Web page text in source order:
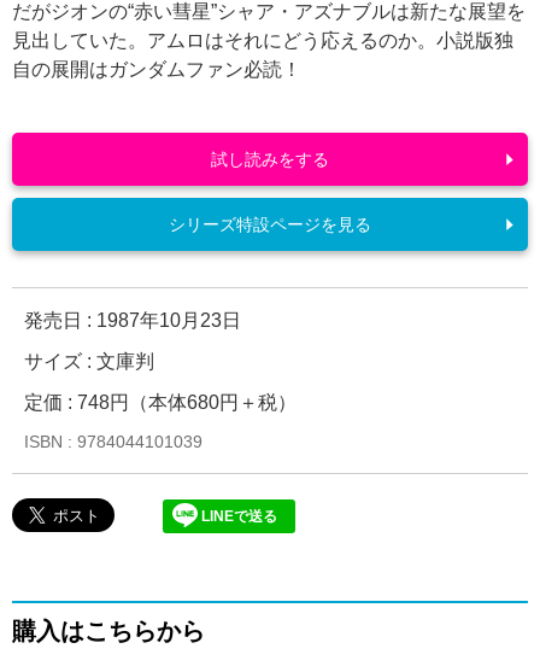
だがジオンの“赤い彗星”シャア・アズナブルは新たな展望を
見出していた。アムロはそれにどう応えるのか。小説版独
自の展開はガンダムファン必読！
発売日 : 1987年10月23日
サイズ : 文庫判
定価 : 748円（本体680円＋税）
ISBN : 9784044101039
LINEで送る
試し読みをする
シリーズ特設ページを見る
購入はこちらから